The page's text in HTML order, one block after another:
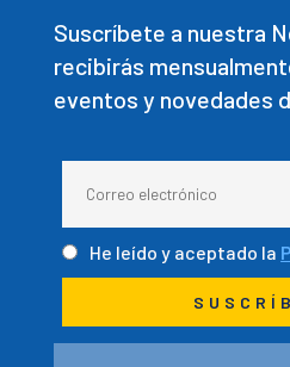
Suscríbete a nuestra
recibirás
eventos y novedades
He leído y aceptado la